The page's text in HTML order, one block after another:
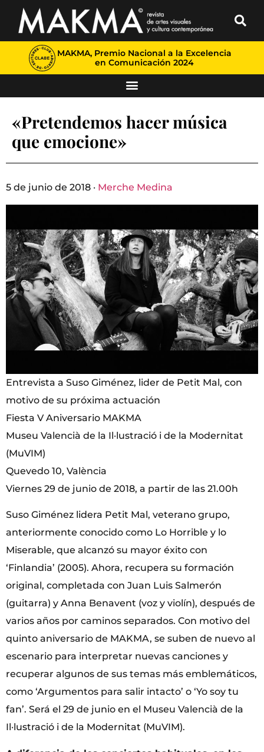
MAKMA, Premio Nacional a la Excelencia
en Comunicación 2024
«Pretendemos hacer música
que emocione»
5 de junio de 2018 · Merche Medina
Entrevista a Suso Giménez, lider de Petit Mal, con
motivo de su próxima actuación
Fiesta V Aniversario MAKMA
Museu Valencià de la Il·lustració i de la Modernitat
(MuVIM)
Quevedo 10, València
Viernes 29 de junio de 2018, a partir de las 21.00h
Suso Giménez lidera Petit Mal, veterano grupo,
anteriormente conocido como Lo Horrible y lo
Miserable, que alcanzó su mayor éxito con
‘Finlandia’ (2005). Ahora, recupera su formación
original, completada con Juan Luis Salmerón
(guitarra) y Anna Benavent (voz y violín), después de
varios años por caminos separados. Con motivo del
quinto aniversario de MAKMA, se suben de nuevo al
escenario para interpretar nuevas canciones y
recuperar algunos de sus temas más emblemáticos,
como ‘Argumentos para salir intacto’ o ‘Yo soy tu
fan’. Será el 29 de junio en el Museu Valencià de la
Il·lustració i de la Modernitat (MuVIM).